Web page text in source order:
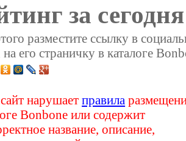
за
разместите ссылку в
на его страничку в каталоге
нарушаетправила
Bonbone или содержит
название, описание,